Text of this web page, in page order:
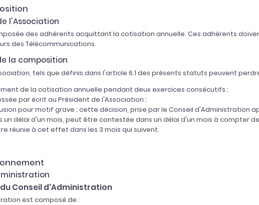
l'Association
des adhérents acquittant la cotisation annuelle. Ces adhérents
des Télécommunications.
la composition
tels que définis dans l'article 6.1 des présents statuts peuvent
de la cotisation annuelle pendant deux exercices consécutifs ;
par écrit au Président de l'Association ;
pour motif grave ; cette décision, prise par le Conseil
un délai d'un mois, peut être contestée dans un délai d'un mois à compter
réunie à cet effet dans les 3 mois qui suivent.
du Conseil d'Administration
est composé de :